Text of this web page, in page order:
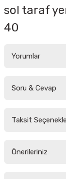
sol taraf
40
Yorumlar
Soru & Cevap
Taksit
Önerileriniz